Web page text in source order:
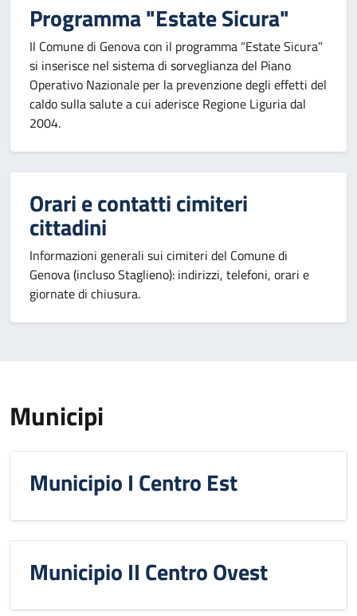
Programma "Estate Sicura"
Il Comune di Genova con il programma “Estate Sicura”
si inserisce nel sistema di sorveglianza del Piano
Operativo Nazionale per la prevenzione degli effetti del
caldo sulla salute a cui aderisce Regione Liguria dal
2004.
Orari e contatti cimiteri
cittadini
Informazioni generali sui cimiteri del Comune di
Genova (incluso Staglieno): indirizzi, telefoni, orari e
giornate di chiusura.
Municipi
Municipio I Centro Est
Municipio II Centro Ovest